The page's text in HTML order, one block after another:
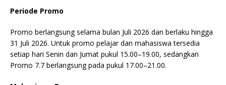
Periode Promo
Promo berlangsung selama bulan Juli 2026 dan berlaku hingga
31 Juli 2026. Untuk promo pelajar dan mahasiswa tersedia
setiap hari Senin dan Jumat pukul 15.00–19.00, sedangkan
Promo 7.7 berlangsung pada pukul 17.00–21.00.